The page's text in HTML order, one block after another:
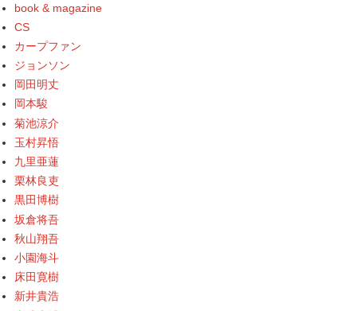
book & magazine
CS
カープファン
ジョンソン
岡田明丈
岡本駿
菊池涼介
玉村昇悟
九里亜蓮
栗林良吏
黒田博樹
坂倉将吾
秋山翔吾
小園海斗
床田寛樹
新井貴浩